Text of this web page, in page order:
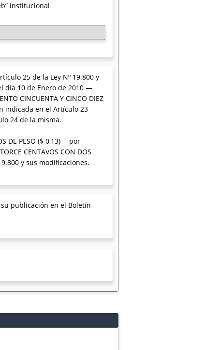
institucional
25 de la Ley Nº 19.800 y
día 10 de Enero de 2010 —
CINCUENTA Y CINCO DIEZ
indicada en el Artículo 23
24 de la misma.
DE PESO ($ 0,13) —por
CENTAVOS CON DOS
y sus modificaciones.
publicación en el Boletín